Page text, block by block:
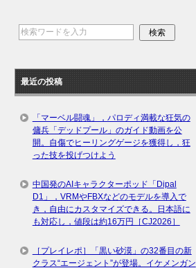
最近の投稿
「マーベル闘魂」，パロディ満載な狂気の
傭兵「デッドプール」のガイド動画を公
開。自傷でヒーリングゲージを獲得し，狂
った技を投げつけよう
中国発のAIキャラクターポッド「Dipal
D1」，VRMやFBXなどのモデルを導入で
き，自由にカスタマイズできる。日本語に
も対応し，値段は約16万円［CJ2026］
［プレイレポ］「黒い砂漠」の32番目の新
クラス“エージェント”が登場。イケメンガン